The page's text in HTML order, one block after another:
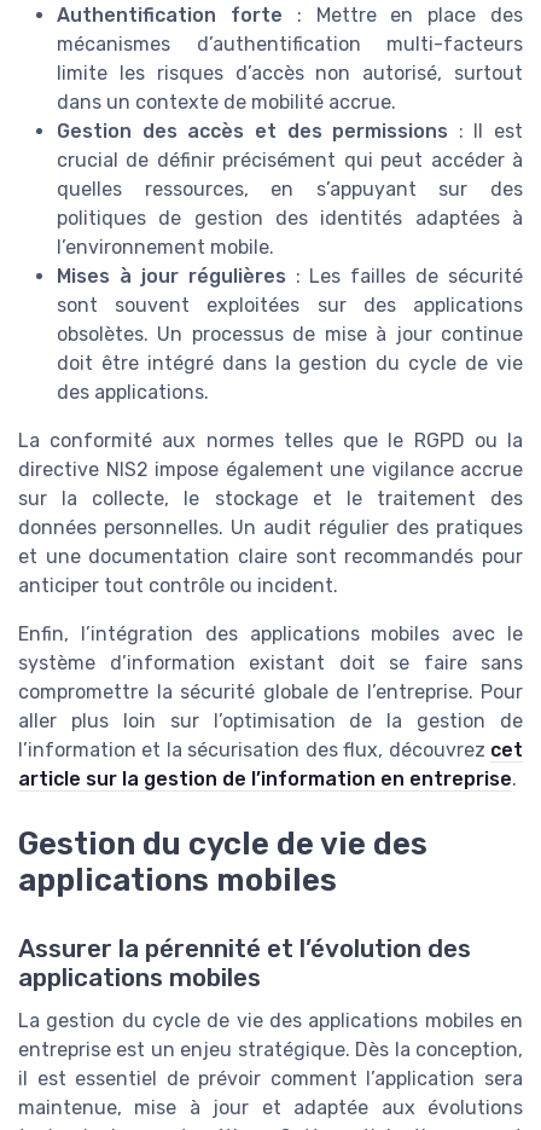
Authentification forte : Mettre en place des
mécanismes d’authentification multi-facteurs
limite les risques d’accès non autorisé, surtout
dans un contexte de mobilité accrue.
Gestion des accès et des permissions : Il est
crucial de définir précisément qui peut accéder à
quelles ressources, en s’appuyant sur des
politiques de gestion des identités adaptées à
l’environnement mobile.
Mises à jour régulières : Les failles de sécurité
sont souvent exploitées sur des applications
obsolètes. Un processus de mise à jour continue
doit être intégré dans la gestion du cycle de vie
des applications.
La conformité aux normes telles que le RGPD ou la
directive NIS2 impose également une vigilance accrue
sur la collecte, le stockage et le traitement des
données personnelles. Un audit régulier des pratiques
et une documentation claire sont recommandés pour
anticiper tout contrôle ou incident.
Enfin, l’intégration des applications mobiles avec le
système d’information existant doit se faire sans
compromettre la sécurité globale de l’entreprise. Pour
aller plus loin sur l’optimisation de la gestion de
l’information et la sécurisation des flux, découvrez cet
article sur la gestion de l’information en entreprise.
Gestion du cycle de vie des
applications mobiles
Assurer la pérennité et l’évolution des
applications mobiles
La gestion du cycle de vie des applications mobiles en
entreprise est un enjeu stratégique. Dès la conception,
il est essentiel de prévoir comment l’application sera
maintenue, mise à jour et adaptée aux évolutions